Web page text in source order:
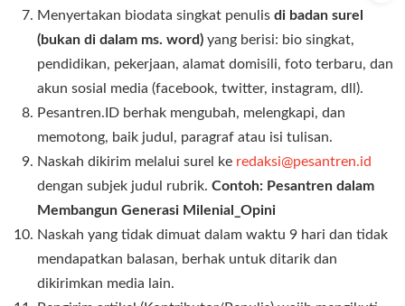
Menyertakan biodata singkat penulis di badan surel
(bukan di dalam ms. word)yang berisi: bio singkat,
pendidikan, pekerjaan, alamat domisili, foto terbaru, dan
akun sosial media (facebook, twitter, instagram, dll).
Pesantren.ID berhak mengubah, melengkapi, dan
memotong, baik judul, paragraf atau isi tulisan.
Naskah dikirim melalui surel ke redaksi@pesantren.id
dengan subjek judul rubrik. Contoh: Pesantren dalam
Membangun Generasi Milenial_Opini
Naskah yang tidak dimuat dalam waktu 9 hari dan tidak
mendapatkan balasan, berhak untuk ditarik dan
dikirimkan media lain.